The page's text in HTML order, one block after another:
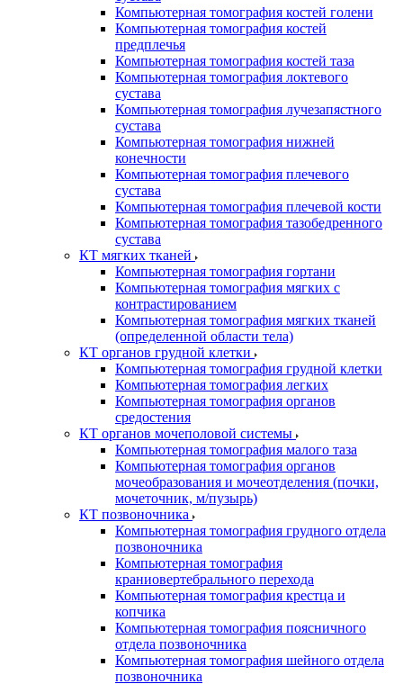
Компьютерная томография костей голени
Компьютерная томография костей
предплечья
Компьютерная томография костей таза
Компьютерная томография локтевого
сустава
Компьютерная томография лучезапястного
сустава
Компьютерная томография нижней
конечности
Компьютерная томография плечевого
сустава
Компьютерная томография плечевой кости
Компьютерная томография тазобедренного
сустава
КТ мягких тканей
Компьютерная томография гортани
Компьютерная томография мягких с
контрастированием
Компьютерная томография мягких тканей
(определенной области тела)
КТ органов грудной клетки
Компьютерная томография грудной клетки
Компьютерная томография легких
Компьютерная томография органов
средостения
КТ органов мочеполовой системы
Компьютерная томография малого таза
Компьютерная томография органов
мочеобразования и мочеотделения (почки,
мочеточник, м/пузырь)
КТ позвоночника
Компьютерная томография грудного отдела
позвоночника
Компьютерная томография
краниовертебрального перехода
Компьютерная томография крестца и
копчика
Компьютерная томография поясничного
отдела позвоночника
Компьютерная томография шейного отдела
позвоночника